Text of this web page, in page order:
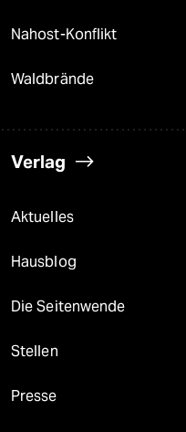
Nahost-Konflikt
Waldbrände
Verlag
Aktuelles
Hausblog
Die Seitenwende
Stellen
Presse